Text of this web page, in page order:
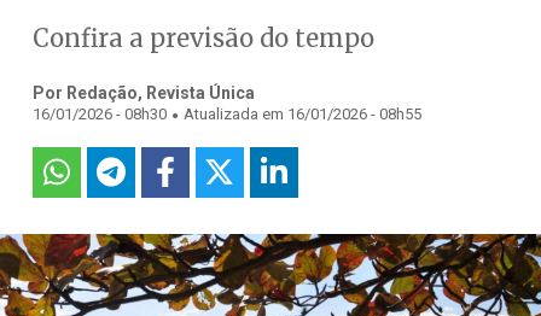
Confira a previsão do tempo
Por Redação, Revista Única
16/01/2026 - 08h30 . Atualizada em 16/01/2026 - 08h55